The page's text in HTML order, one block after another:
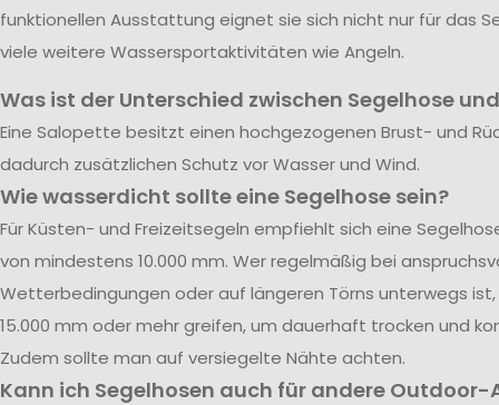
funktionellen Ausstattung eignet sie sich nicht nur für das
viele weitere Wassersportaktivitäten wie Angeln.
Was ist der Unterschied zwischen Segelhose
Eine Salopette besitzt einen hochgezogenen Brust- und
dadurch zusätzlichen Schutz vor Wasser und Wind.
Wie wasserdicht sollte eine Segelhose sein?
Für Küsten- und Freizeitsegeln empfiehlt sich eine
von mindestens 10.000 mm. Wer regelmäßig bei
Wetterbedingungen oder auf längeren Törns unterwegs
15.000 mm oder mehr greifen, um dauerhaft trocken und
Zudem sollte man auf versiegelte Nähte achten.
Kann ich Segelhosen auch für andere